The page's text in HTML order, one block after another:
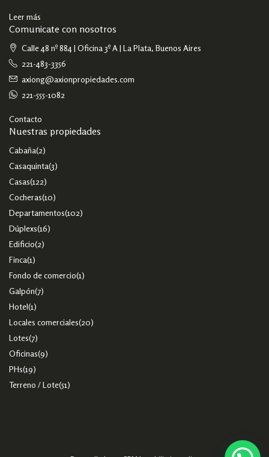
Leer más
Comunicate con nosotros
Calle 48 nº 884 | Oficina 3º A | La Plata, Buenos Aires
221-483-3356
axiong@axionpropiedades.com
221-555-1082
Contacto
Nuestras propiedades
Cabaña(2)
Casaquinta(3)
Casas(122)
Cocheras(10)
Departamentos(102)
Dúplexs(16)
Edificio(2)
Finca(1)
Fondo de comercio(1)
Galpón(7)
Hotel(1)
Locales comerciales(20)
Lotes(7)
Oficinas(9)
PHs(19)
Terreno / Lote(51)